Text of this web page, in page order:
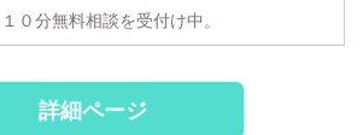
１０分無料相談を受付け中。
詳細ページ